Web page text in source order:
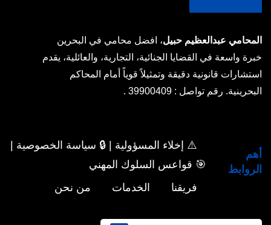
المحامي عبدالعظيم حبيل، افضل محامي في البحرين
خبرة واسعة في القضايا الجنائية، التجارية، والعائلية، يقدم
استشارات قانونية دقيقة وتمثيلاً قوياً أمام المحاكم
البحرينية. رقم تواصل : 39900409 .
أهم
الروابط
⚠️ إخلاء المسؤولية | 🔒 سياسة الخصوصية |
🎯 قواعس السلوك المهني
فريقنا
الخدمات من نحن